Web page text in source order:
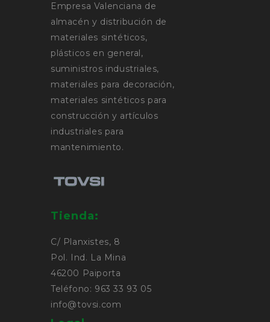
Empresa Valenciana de
almacén y distribución de
materiales sintéticos,
plásticos en general,
suministros industriales,
materiales para decoración,
materiales sintéticos para
construcción y artículos
industriales para
mantenimiento.
Tienda:
C/ Planxistes, 8
Pol. Ind. La Mina
46200 Paiporta
Teléfono: 963 33 93 05
info@tovsi.com